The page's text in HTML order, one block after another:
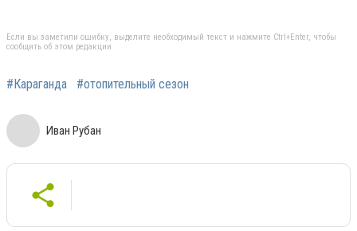
Если вы заметили ошибку, выделите необходимый текст и нажмите Ctrl+Enter, чтобы
сообщить об этом редакции
#Караганда #отопительный сезон
Иван Рубан